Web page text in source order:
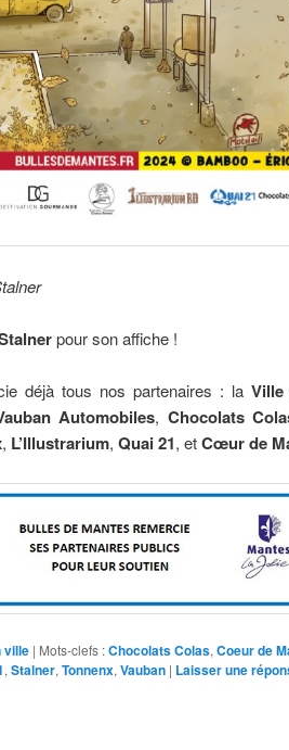
pour son affiche !
déjà tous nos partenaires : la Ville
Automobiles, Chocolats
, L’Illustrarium, Quai 21, etCœur de
ville | Mots-clefs :Chocolats Colas, Coeur de
, Stalner, Tonnenx, Vauban | Laisser une